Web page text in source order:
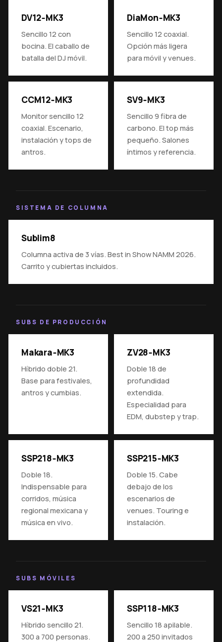
DV12‑MK3
Sencillo 12 con
bocina. El caballo de
batalla del DJ móvil.
DiaMon‑MK3
Sencillo 12 coaxial.
Opción más ligera
para móvil y venues.
CCM12‑MK3
Monitor sencillo 12
coaxial. Escenario,
instalación y tops de
antros.
SV9‑MK3
Sencillo 9 fibra de
carbono. El top más
pequeño. Salones
íntimos y referencia.
SISTEMA DE COLUMNA
Sublim8
Columna activa de 3 vías. Best in Show NAMM 2026.
Carrito y cubiertas incluidos.
SUBS DE PRODUCCIÓN
Makara‑MK3
Híbrido doble 21.
Base para festivales,
antros y cumbias.
ZV28‑MK3
Doble 18 de
profundidad
extendida.
Especialidad para
EDM, dubstep y trap.
SSP218‑MK3
Doble 18.
Indispensable para
corridos, música
regional mexicana y
música en vivo.
SSP215‑MK3
Doble 15. Cabe
debajo de los
escenarios de
venues. Touring e
instalación.
SUBS MÓVILES
VS21‑MK3
Híbrido sencillo 21.
300 a 700 personas.
SSP118‑MK3
Sencillo 18 apilable.
200 a 250 invitados